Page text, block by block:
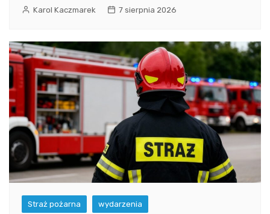
Karol Kaczmarek 7 sierpnia 2026
Straż pożarna wydarzenia